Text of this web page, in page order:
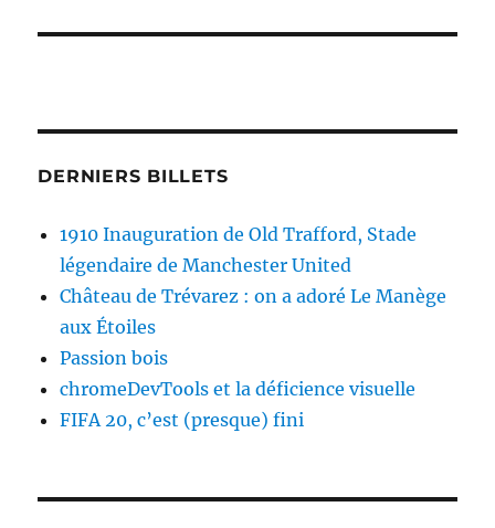
DERNIERS BILLETS
1910 Inauguration de Old Trafford, Stade
légendaire de Manchester United
Château de Trévarez : on a adoré Le Manège
aux Étoiles
Passion bois
chromeDevTools et la déficience visuelle
FIFA 20, c’est (presque) fini